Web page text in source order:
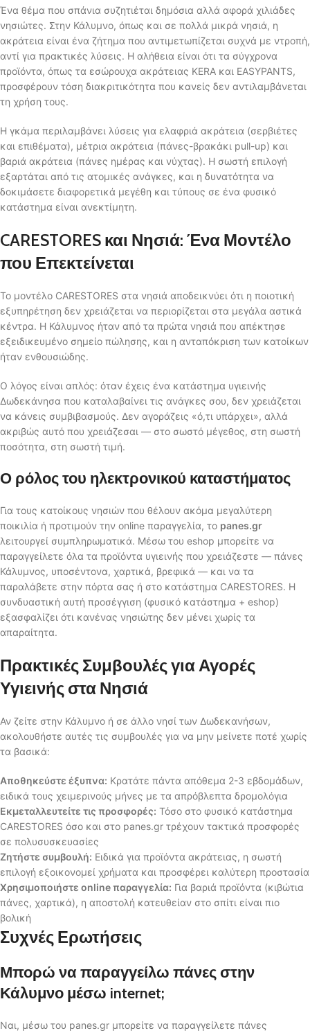
Ένα θέμα που σπάνια συζητιέται δημόσια αλλά αφορά χιλιάδες
νησιώτες. Στην Κάλυμνο, όπως και σε πολλά μικρά νησιά, η
ακράτεια είναι ένα ζήτημα που αντιμετωπίζεται συχνά με ντροπή,
αντί για πρακτικές λύσεις. Η αλήθεια είναι ότι τα σύγχρονα
προϊόντα, όπως τα εσώρουχα ακράτειας KERA και EASYPANTS,
προσφέρουν τόση διακριτικότητα που κανείς δεν αντιλαμβάνεται
τη χρήση τους.
Η γκάμα περιλαμβάνει λύσεις για ελαφριά ακράτεια (σερβιέτες
και επιθέματα), μέτρια ακράτεια (πάνες-βρακάκι pull-up) και
βαριά ακράτεια (πάνες ημέρας και νύχτας). Η σωστή επιλογή
εξαρτάται από τις ατομικές ανάγκες, και η δυνατότητα να
δοκιμάσετε διαφορετικά μεγέθη και τύπους σε ένα φυσικό
κατάστημα είναι ανεκτίμητη.
CARESTORES και Νησιά: Ένα Μοντέλο
που Επεκτείνεται
Το μοντέλο CARESTORES στα νησιά αποδεικνύει ότι η ποιοτική
εξυπηρέτηση δεν χρειάζεται να περιορίζεται στα μεγάλα αστικά
κέντρα. Η Κάλυμνος ήταν από τα πρώτα νησιά που απέκτησε
εξειδικευμένο σημείο πώλησης, και η ανταπόκριση των κατοίκων
ήταν ενθουσιώδης.
Ο λόγος είναι απλός: όταν έχεις ένα κατάστημα υγιεινής
Δωδεκάνησα που καταλαβαίνει τις ανάγκες σου, δεν χρειάζεται
να κάνεις συμβιβασμούς. Δεν αγοράζεις «ό,τι υπάρχει», αλλά
ακριβώς αυτό που χρειάζεσαι — στο σωστό μέγεθος, στη σωστή
ποσότητα, στη σωστή τιμή.
Ο ρόλος του ηλεκτρονικού καταστήματος
Για τους κατοίκους νησιών που θέλουν ακόμα μεγαλύτερη
ποικιλία ή προτιμούν την online παραγγελία, το panes.gr
λειτουργεί συμπληρωματικά. Μέσω του eshop μπορείτε να
παραγγείλετε όλα τα προϊόντα υγιεινής που χρειάζεστε — πάνες
Κάλυμνος, υποσέντονα, χαρτικά, βρεφικά — και να τα
παραλάβετε στην πόρτα σας ή στο κατάστημα CARESTORES. Η
συνδυαστική αυτή προσέγγιση (φυσικό κατάστημα + eshop)
εξασφαλίζει ότι κανένας νησιώτης δεν μένει χωρίς τα
απαραίτητα.
Πρακτικές Συμβουλές για Αγορές
Υγιεινής στα Νησιά
Αν ζείτε στην Κάλυμνο ή σε άλλο νησί των Δωδεκανήσων,
ακολουθήστε αυτές τις συμβουλές για να μην μείνετε ποτέ χωρίς
τα βασικά:
Αποθηκεύστε έξυπνα: Κρατάτε πάντα απόθεμα 2-3 εβδομάδων,
ειδικά τους χειμερινούς μήνες με τα απρόβλεπτα δρομολόγια
Εκμεταλλευτείτε τις προσφορές: Τόσο στο φυσικό κατάστημα
CARESTORES όσο και στο panes.gr τρέχουν τακτικά προσφορές
σε πολυσυσκευασίες
Ζητήστε συμβουλή: Ειδικά για προϊόντα ακράτειας, η σωστή
επιλογή εξοικονομεί χρήματα και προσφέρει καλύτερη προστασία
Χρησιμοποιήστε online παραγγελία: Για βαριά προϊόντα (κιβώτια
πάνες, χαρτικά), η αποστολή κατευθείαν στο σπίτι είναι πιο
βολική
Συχνές Ερωτήσεις
Μπορώ να παραγγείλω πάνες στην
Κάλυμνο μέσω internet;
Ναι, μέσω του panes.gr μπορείτε να παραγγείλετε πάνες